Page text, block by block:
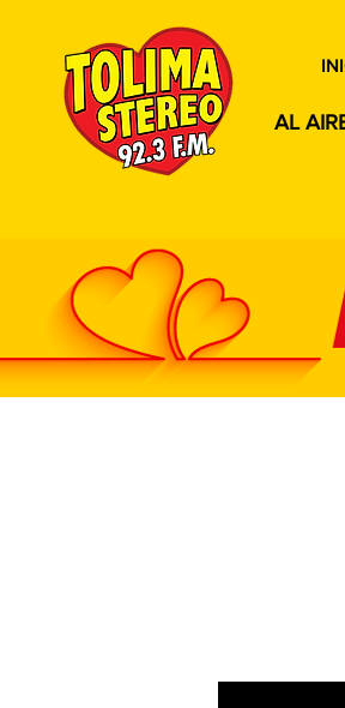
AL